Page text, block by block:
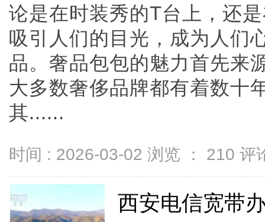
论是在时装秀的T台上，还
吸引人们的目光，成为人们
品。奢品包包的魅力首先来
大多数奢侈品牌都有着数十
其......
时间 : 2026-03-02 浏览 ： 210 评
西安电信宽带